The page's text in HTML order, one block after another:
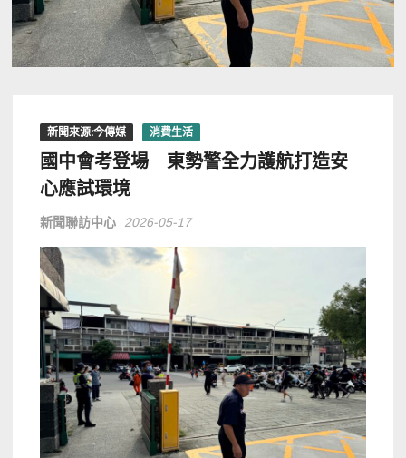
新聞來源:今傳媒 消費生活
國中會考登場 東勢警全力護航打造安
心應試環境
新聞聯訪中心 2026-05-17